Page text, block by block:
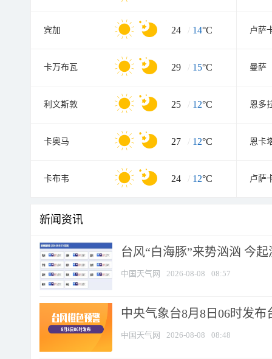
宾加 24 / 14°C 卢萨
卡万布瓦 29 / 15°C 曼萨
利文斯敦 25 / 12°C 恩多
卡奥马 27 / 12°C 恩卡
卡布韦 24 / 12°C 卢萨
新闻资讯
台风“白海豚”来势汹汹 今
中国天气网 2026-08-08 08:57
中央气象台8月8日06时发布
中国天气网 2026-08-08 08:48